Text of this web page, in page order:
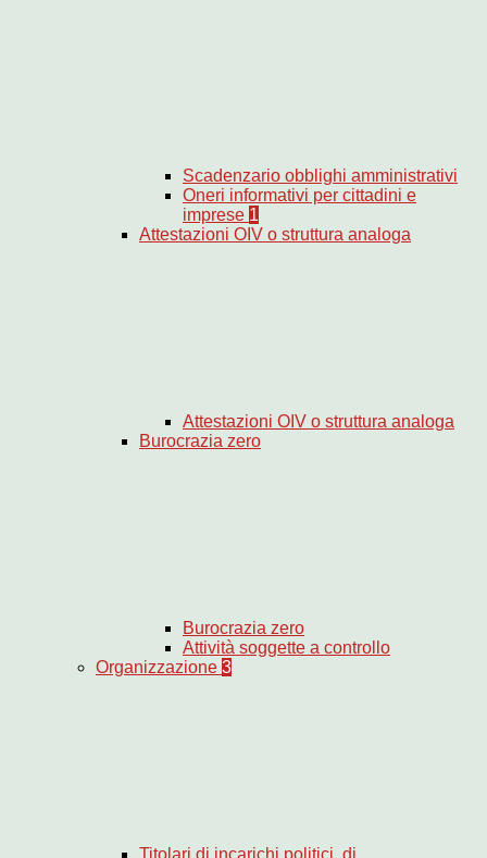
Scadenzario obblighi amministrativi
Oneri informativi per cittadini e
imprese 1
Attestazioni OIV o struttura analoga
Attestazioni OIV o struttura analoga
Burocrazia zero
Burocrazia zero
Attività soggette a controllo
Organizzazione 3